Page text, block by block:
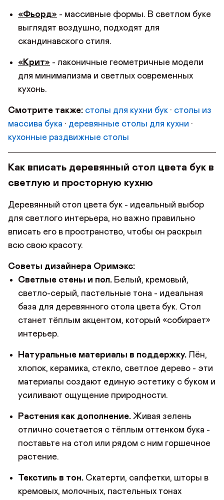
«Фьорд» - массивные формы. В светлом буке
выглядят воздушно, подходят для
скандинавского стиля.
«Крит» - лаконичные геометричные модели
для минимализма и светлых современных
кухонь.
Смотрите также: столы для кухни бук · столы из
массива бука · деревянные столы для кухни ·
кухонные раздвижные столы
Как вписать деревянный стол цвета бук в
светлую и просторную кухню
Деревянный стол цвета бук - идеальный выбор
для светлого интерьера, но важно правильно
вписать его в пространство, чтобы он раскрыл
всю свою красоту.
Советы дизайнера Оримэкс:
Светлые стены и пол. Белый, кремовый,
светло-серый, пастельные тона - идеальная
база для деревянного стола цвета бук. Стол
станет тёплым акцентом, который «собирает»
интерьер.
Натуральные материалы в поддержку. Лён,
хлопок, керамика, стекло, светлое дерево - эти
материалы создают единую эстетику с буком и
усиливают ощущение природности.
Растения как дополнение. Живая зелень
отлично сочетается с тёплым оттенком бука -
поставьте на стол или рядом с ним горшечное
растение.
Текстиль в тон. Скатерти, салфетки, шторы в
кремовых, молочных, пастельных тонах